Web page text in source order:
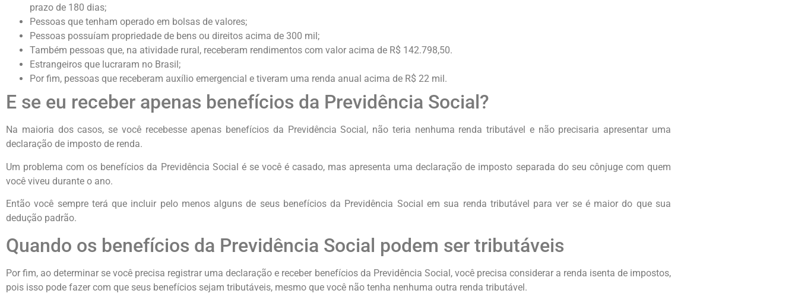
prazo de 180 dias;
Pessoas que tenham operado em bolsas de valores;
Pessoas possuíam propriedade de bens ou direitos acima de 300 mil;
Também pessoas que, na atividade rural, receberam rendimentos com valor acima de R$ 142.798,50.
Estrangeiros que lucraram no Brasil;
Por fim, pessoas que receberam auxílio emergencial e tiveram uma renda anual acima de R$ 22 mil.
E se eu receber apenas benefícios da Previdência Social?
Na maioria dos casos, se você recebesse apenas benefícios da Previdência Social, não teria nenhuma renda tributável e não precisaria apresentar uma
declaração de imposto de renda.
Um problema com os benefícios da Previdência Social é se você é casado, mas apresenta uma declaração de imposto separada do seu cônjuge com quem
você viveu durante o ano.
Então você sempre terá que incluir pelo menos alguns de seus benefícios da Previdência Social em sua renda tributável para ver se é maior do que sua
dedução padrão.
Quando os benefícios da Previdência Social podem ser tributáveis
Por fim, ao determinar se você precisa registrar uma declaração e receber benefícios da Previdência Social, você precisa considerar a renda isenta de impostos,
pois isso pode fazer com que seus benefícios sejam tributáveis, mesmo que você não tenha nenhuma outra renda tributável.